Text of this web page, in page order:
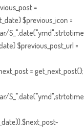
=
$previous_icon =
$previous_post_url =
= get_next_post();